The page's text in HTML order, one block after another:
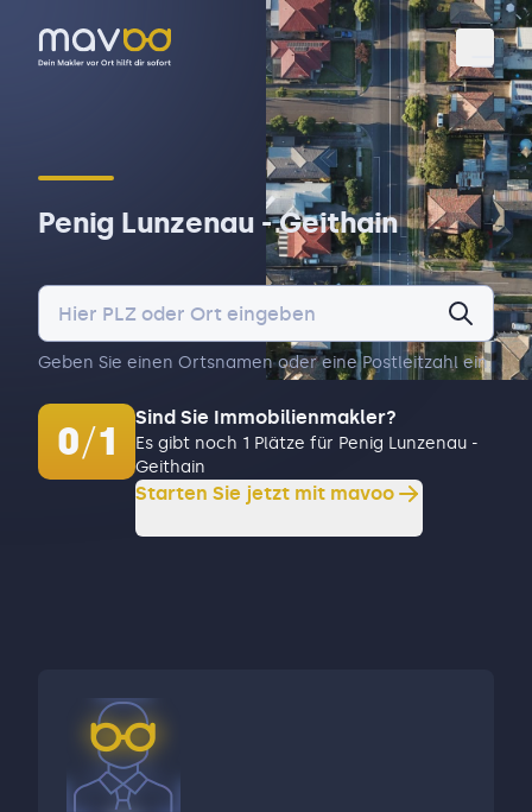
Penig Lunzenau - Geithain
Geben Sie einen Ortsnamen oder eine Postleitzahl ein.
0/1
Sind Sie Immobilienmakler?
Es gibt noch 1 Plätze für Penig Lunzenau -
Geithain
Starten Sie jetzt mit mavoo